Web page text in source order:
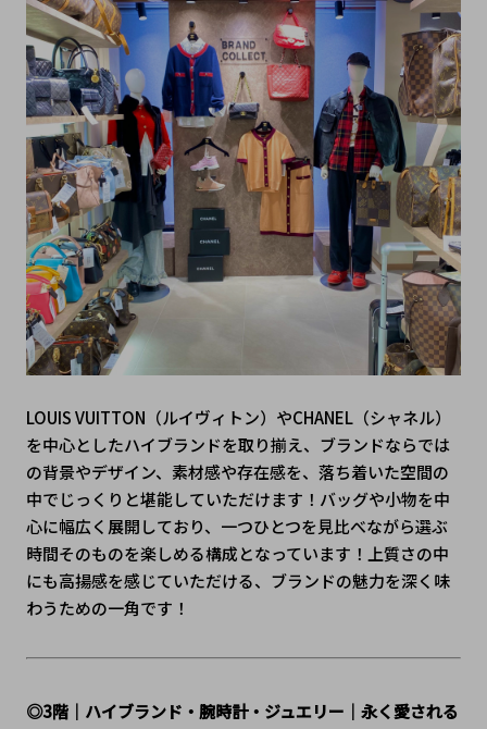
LOUIS VUITTON（ルイヴィトン）やCHANEL（シャネル）
を中心としたハイブランドを取り揃え、ブランドならでは
の背景やデザイン、素材感や存在感を、落ち着いた空間の
中でじっくりと堪能していただけます！バッグや小物を中
心に幅広く展開しており、一つひとつを見比べながら選ぶ
時間そのものを楽しめる構成となっています！上質さの中
にも高揚感を感じていただける、ブランドの魅力を深く味
わうための一角です！
◎3階｜ハイブランド・腕時計・ジュエリー｜永く愛される